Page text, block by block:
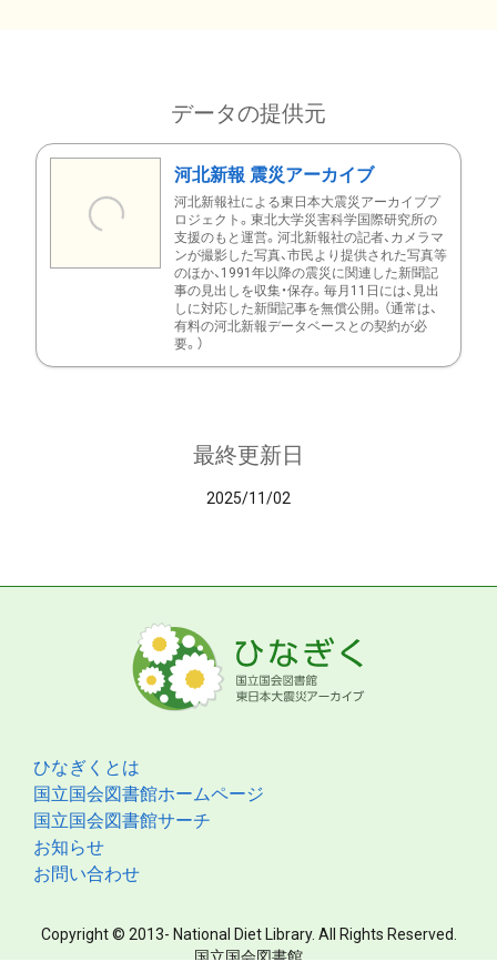
データの提供元
河北新報 震災アーカイブ
河北新報社による東日本大震災アーカイブプ
ロジェクト。東北大学災害科学国際研究所の
支援のもと運営。河北新報社の記者、カメラマ
ンが撮影した写真、市民より提供された写真等
のほか、1991年以降の震災に関連した新聞記
事の見出しを収集・保存。毎月11日には、見出
しに対応した新聞記事を無償公開。（通常は、
有料の河北新報データベースとの契約が必
要。）
最終更新日
2025/11/02
ひなぎくとは
国立国会図書館ホームページ
国立国会図書館サーチ
お知らせ
お問い合わせ
Copyright © 2013- National Diet Library. All Rights Reserved.